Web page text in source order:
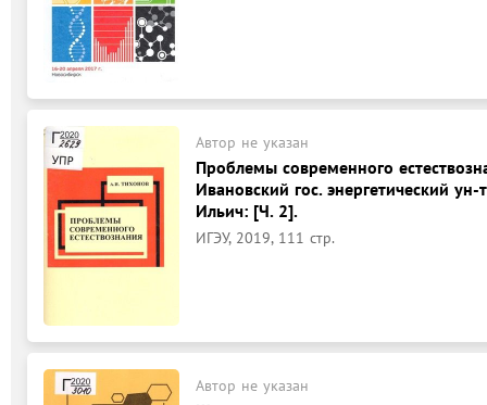
Автор не указан
Проблемы современного
Ивановский гос. энергетический
Ильич: [Ч. 2].
ИГЭУ, 2019, 111 стр.
Автор не указан